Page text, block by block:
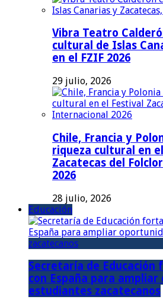
Vibra Teatro
cultural de Islas
en el FZIF 2026
29 julio, 2026
Chile, Francia y
riqueza cultural en
Zacatecas del
2026
28 julio, 2026
Educación
Secretaría de Educación
con España para
estudiantes zacatecanos